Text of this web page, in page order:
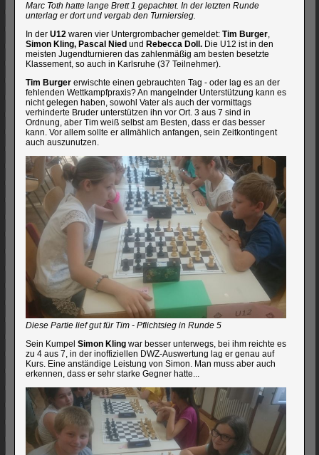
Marc Toth hatte lange Brett 1 gepachtet. In der letzten Runde
unterlag er dort und vergab den Turniersieg.
In der U12 waren vier Untergrombacher gemeldet: Tim Burger,
Simon Kling, Pascal Nied und Rebecca Doll. Die U12 ist in den
meisten Jugendturnieren das zahlenmäßig am besten besetzte
Klassement, so auch in Karlsruhe (37 Teilnehmer).
Tim Burger erwischte einen gebrauchten Tag - oder lag es an der
fehlenden Wettkampfpraxis? An mangelnder Unterstützung kann es
nicht gelegen haben, sowohl Vater als auch der vormittags
verhinderte Bruder unterstützen ihn vor Ort. 3 aus 7 sind in
Ordnung, aber Tim weiß selbst am Besten, dass er das besser
kann. Vor allem sollte er allmählich anfangen, sein Zeitkontingent
auch auszunutzen.
Diese Partie lief gut für Tim - Pflichtsieg in Runde 5
Sein Kumpel Simon Kling war besser unterwegs, bei ihm reichte es
zu 4 aus 7, in der inoffiziellen DWZ-Auswertung lag er genau auf
Kurs. Eine anständige Leistung von Simon. Man muss aber auch
erkennen, dass er sehr starke Gegner hatte...